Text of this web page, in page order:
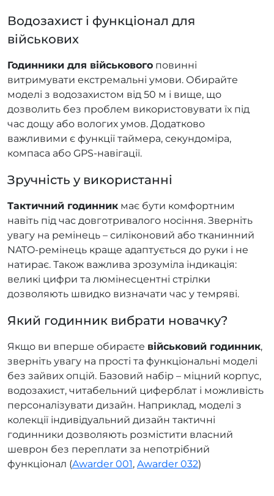
Водозахист і функціонал для
військових
Годинники для військового повинні
витримувати екстремальні умови. Обирайте
моделі з водозахистом від 50 м і вище, що
дозволить без проблем використовувати їх під
час дощу або вологих умов. Додатково
важливими є функції таймера, секундоміра,
компаса або GPS-навігації.
Зручність у використанні
Тактичний годинник має бути комфортним
навіть під час довготривалого носіння. Зверніть
увагу на ремінець – силіконовий або тканинний
NATO-ремінець краще адаптується до руки і не
натирає. Також важлива зрозуміла індикація:
великі цифри та люмінесцентні стрілки
дозволяють швидко визначати час у темряві.
Який годинник вибрати новачку?
Якщо ви вперше обираєте військовий годинник,
зверніть увагу на прості та функціональні моделі
без зайвих опцій. Базовий набір – міцний корпус,
водозахист, читабельний циферблат і можливість
персоналізувати дизайн. Наприклад, моделі з
колекції індивідуальний дизайн тактичні
годинники дозволяють розмістити власний
шеврон без переплати за непотрібний
функціонал (Awarder 001, Awarder 032)